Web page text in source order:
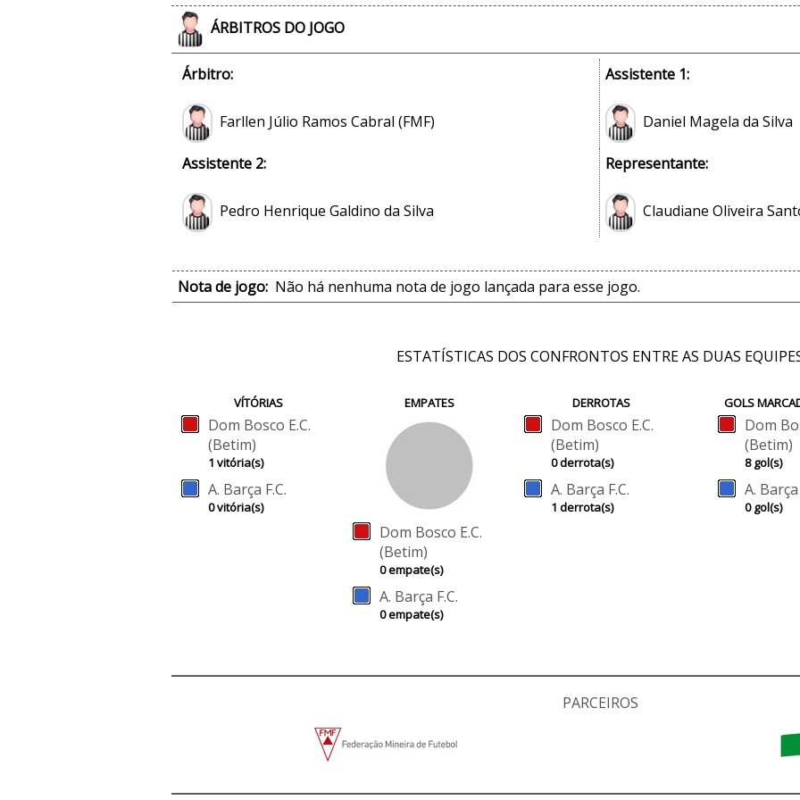
ÁRBITROS DO JOGO
Árbitro:
Farllen Júlio Ramos Cabral (FMF)
Assistente 1:
Daniel Magela da Silva
Assistente 2:
Pedro Henrique Galdino da Silva
Representante:
Claudiane Oliveira
Nota de jogo: Não há nenhuma nota de jogo lançada para esse jogo.
ESTATÍSTICAS DOS CONFRONTOS ENTRE AS DUAS
VÍTÓRIAS
Dom Bosco E.C.
(Betim)
1 vitória(s)
A. Barça F.C.
0 vitória(s)
EMPATES
Dom Bosco E.C.
(Betim)
0 empate(s)
A. Barça F.C.
0 empate(s)
DERROTAS
Dom Bosco E.C.
(Betim)
0 derrota(s)
A. Barça F.C.
1 derrota(s)
GOLS
Dom
(Betim)
8 gol(s)
A. Barça
0 gol(s)
PARCEIROS